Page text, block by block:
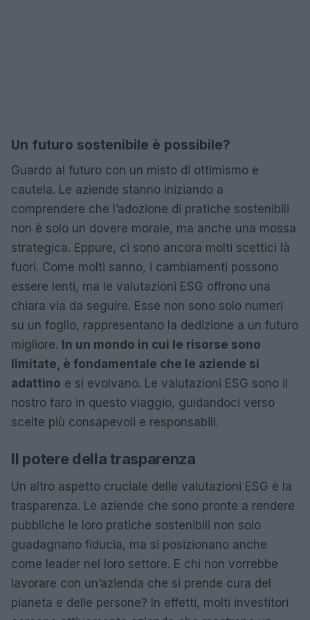
Un futuro sostenibile è possibile?
Guardo al futuro con un misto di ottimismo e
cautela. Le aziende stanno iniziando a
comprendere che l’adozione di pratiche sostenibili
non è solo un dovere morale, ma anche una mossa
strategica. Eppure, ci sono ancora molti scettici là
fuori. Come molti sanno, i cambiamenti possono
essere lenti, ma le valutazioni ESG offrono una
chiara via da seguire. Esse non sono solo numeri
su un foglio, rappresentano la dedizione a un futuro
migliore. In un mondo in cui le risorse sono
limitate, è fondamentale che le aziende si
adattino e si evolvano. Le valutazioni ESG sono il
nostro faro in questo viaggio, guidandoci verso
scelte più consapevoli e responsabili.
Il potere della trasparenza
Un altro aspetto cruciale delle valutazioni ESG è la
trasparenza. Le aziende che sono pronte a rendere
pubbliche le loro pratiche sostenibili non solo
guadagnano fiducia, ma si posizionano anche
come leader nel loro settore. E chi non vorrebbe
lavorare con un’azienda che si prende cura del
pianeta e delle persone? In effetti, molti investitori